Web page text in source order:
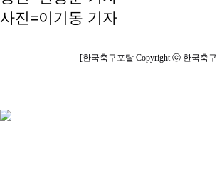
사진=이기동 기자
[한국축구포탈 Copyright ⓒ 한국축